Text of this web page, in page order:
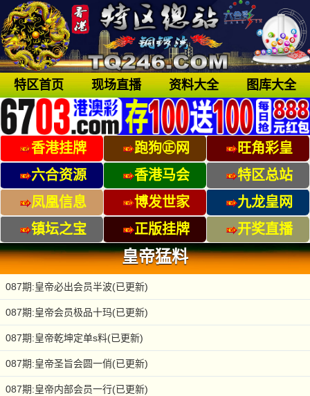
特区首页 现场直播 资料大全 图库大全
香港挂牌 跑狗㊣网
旺角彩皇
六合资源
香港马会
特区总站
凤凰信息
博发世家
九龙皇网
镇坛之宝
正版挂牌 开奖直播
皇帝猛料
087期:皇帝必出会员半波(已更新)
087期:皇帝会员极品十玛(已更新)
087期:皇帝乾坤定单s料(已更新)
087期:皇帝圣旨会圆一俏(已更新)
087期:皇帝内部会员一行(已更新)